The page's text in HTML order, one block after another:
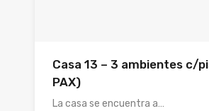
Casa 13 – 3 ambientes c/
PAX)
La casa se encuentra a…